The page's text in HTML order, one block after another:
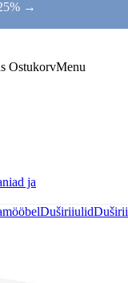
→
OstukorvMenu
ja
Duširiiulid